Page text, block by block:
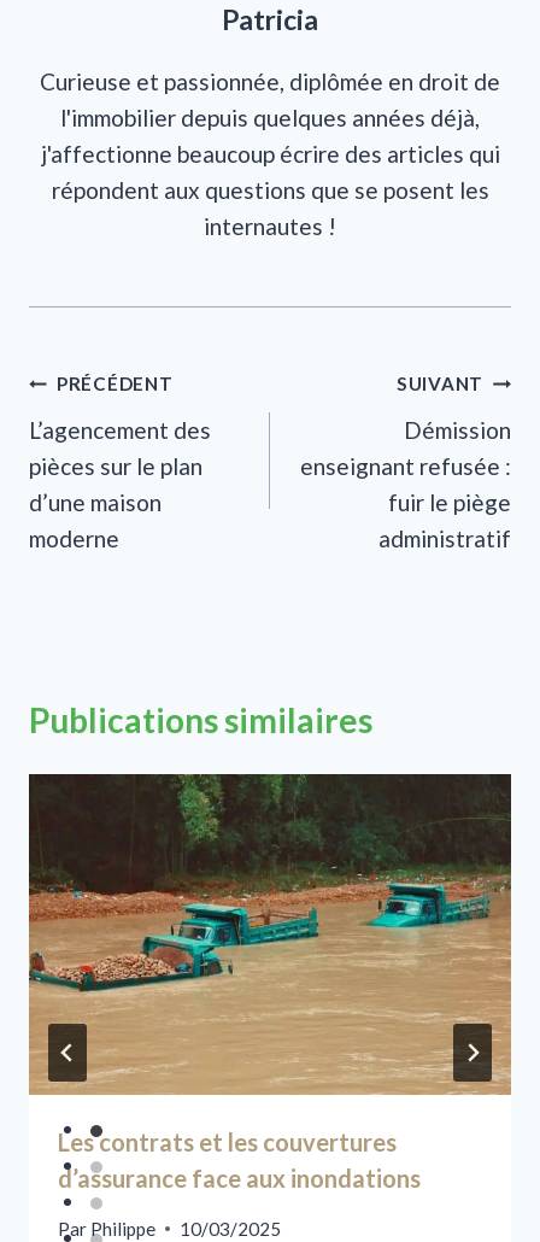
Patricia
Curieuse et passionnée, diplômée en droit de
l'immobilier depuis quelques années déjà,
j'affectionne beaucoup écrire des articles qui
répondent aux questions que se posent les
internautes !
Navigation
de
l’article
PRÉCÉDENT
L’agencement des
pièces sur le plan
d’une maison
moderne
SUIVANT
Démission
enseignant refusée :
fuir le piège
administratif
Publications similaires
Les contrats et les couvertures
d’assurance face aux inondations
Par Philippe 10/03/2025